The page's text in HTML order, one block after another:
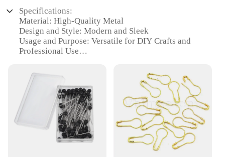
Specifications:
Material: High-Quality Metal
Design and Style: Modern and Sleek
Usage and Purpose: Versatile for DIY Crafts and
Professional Use
Performance and Property: Durable and Reliable
Parts and Accessories: Includes Pins and Balls
Features:
**Unmatched Craftsmanship and Durability**
The MATERIEL Pins et pelotes are crafted from
premium metal, ensuring both longevity and a
professional finish to your DIY projects. These pins
and balls are designed to withstand the rigors of